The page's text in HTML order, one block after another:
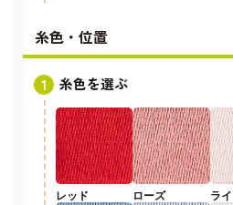
糸色・位置
糸色を選ぶ
レッド ローズ ラ